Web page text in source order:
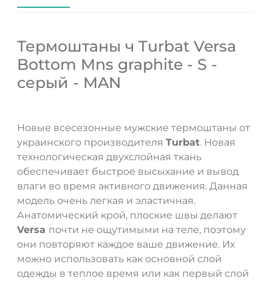
Термоштаны ч Turbat Versa
Bottom Mns graphite - S -
серый - MAN
Новые всесезонные мужские термоштаны от
украинского производителя Turbat. Новая
технологическая двухслойная ткань
обеспечивает быстрое высыхание и вывод
влаги во время активного движения. Данная
модель очень легкая и эластичная.
Анатомический крой, плоские швы делают
Versa почти не ощутимыми на теле, поэтому
они повторяют каждое ваше движение. Их
можно использовать как основной слой
одежды в теплое время или как первый слой
ДА НЕТ